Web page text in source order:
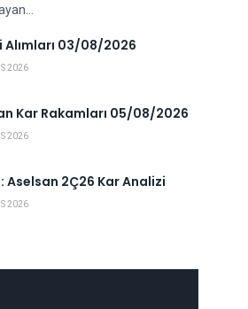
Alımları 03/08/2026
2026
Kar Rakamları 05/08/2026
2026
Aselsan 2Ç26 Kar Analizi
2026